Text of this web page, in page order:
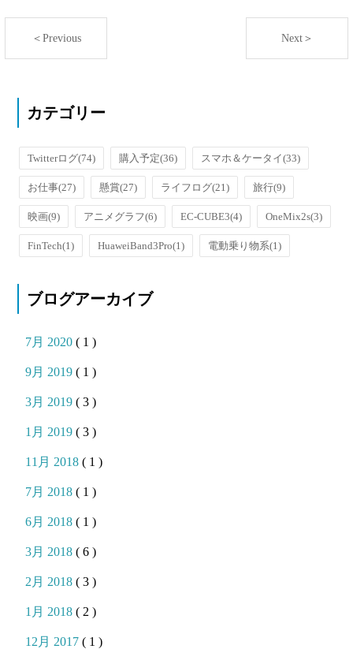
＜Previous Next＞
カテゴリー
Twitterログ(74) 購入予定(36) スマホ＆ケータイ(33)
お仕事(27) 懸賞(27) ライフログ(21) 旅行(9)
映画(9) アニメグラフ(6) EC-CUBE3(4) OneMix2s(3)
FinTech(1) HuaweiBand3Pro(1) 電動乗り物系(1)
ブログアーカイブ
7月 2020( 1 )
9月 2019( 1 )
3月 2019( 3 )
1月 2019( 3 )
11月 2018( 1 )
7月 2018( 1 )
6月 2018( 1 )
3月 2018( 6 )
2月 2018( 3 )
1月 2018( 2 )
12月 2017( 1 )